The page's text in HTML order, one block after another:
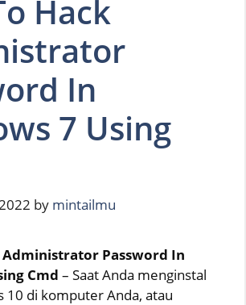
Hack
In
7 Using
by mintailmu
Administrator Password In
Cmd – Saat Anda menginstal
10 di komputer Anda, atau